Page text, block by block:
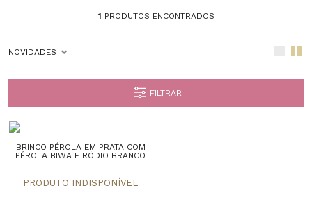
1 PRODUTOS ENCONTRADOS
NOVIDADES
FILTRAR
BRINCO PÉROLA EM PRATA COM
PÉROLA BIWA E RÓDIO BRANCO